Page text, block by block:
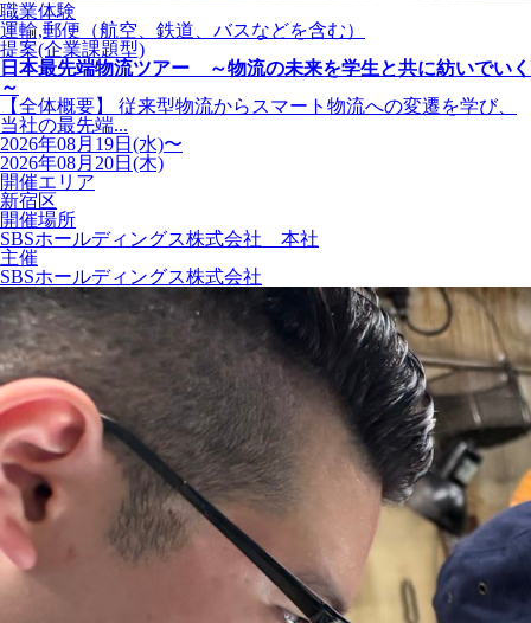
職業体験
運輸,郵便（航空、鉄道、バスなどを含む）
提案(企業課題型)
日本最先端物流ツアー ～物流の未来を学生と共に紡いでいく
～
【全体概要】 従来型物流からスマート物流への変遷を学び、
当社の最先端...
2026年08月19日(水)〜
2026年08月20日(木)
開催エリア
新宿区
開催場所
SBSホールディングス株式会社 本社
主催
SBSホールディングス株式会社